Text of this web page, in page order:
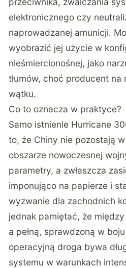
elektronicznego czy
naprowadzanej amunicji.
wyobrazić jej użycie w
nieśmiercionośnej, jako
tłumów, choć producent na
wątku.
Co to oznacza w praktyce?
Samo istnienie Hurricane
to, że Chiny nie pozostają
obszarze nowoczesnej
parametry, a zwłaszcza
imponująco na papierze i
wyzwanie dla zachodnich
jednak pamiętać, że
a pełną, sprawdzoną w
operacyjną droga bywa
systemu w warunkach